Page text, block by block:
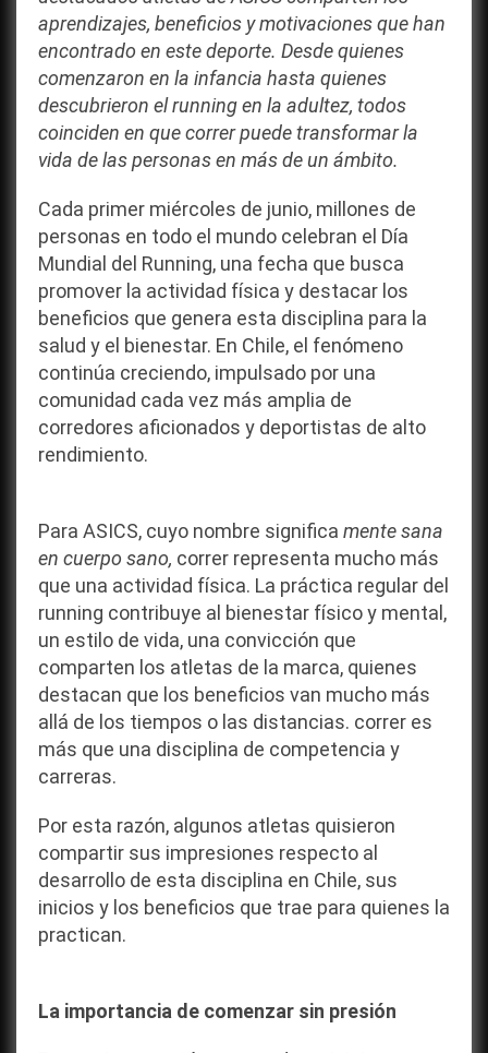
dentro
las
aprendizajes, beneficios y motivaciones que han
encontrado en este deporte. Desde quienes
comenzaron en la infancia hasta quienes
descubrieron el running en la adultez, todos
coinciden en que correr puede transformar la
vida de las personas en más de un ámbito.
Cada primer miércoles de junio, millones de
personas en todo el mundo celebran el Día
Mundial del Running, una fecha que busca
promover la actividad física y destacar los
beneficios que genera esta disciplina para la
salud y el bienestar. En Chile, el fenómeno
continúa creciendo, impulsado por una
comunidad cada vez más amplia de
corredores aficionados y deportistas de alto
rendimiento.
Para ASICS, cuyo nombre significa mente sana
en cuerpo sano, correr representa mucho más
que una actividad física. La práctica regular del
running contribuye al bienestar físico y mental,
un estilo de vida, una convicción que
comparten los atletas de la marca, quienes
destacan que los beneficios van mucho más
allá de los tiempos o las distancias. correr es
más que una disciplina de competencia y
carreras.
Por esta razón, algunos atletas quisieron
compartir sus impresiones respecto al
desarrollo de esta disciplina en Chile, sus
inicios y los beneficios que trae para quienes la
practican.
La importancia de comenzar sin presión